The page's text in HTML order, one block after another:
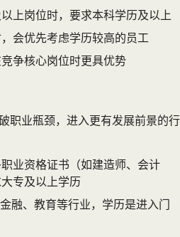
上岗位时，要求本科学历及以上
会优先考虑学历较高的员工
争核心岗位时更具优势
职业瓶颈，进入更有发展前景的行
职业资格证书（如建造师、会计
专及以上学历
融、教育等行业，学历是进入门